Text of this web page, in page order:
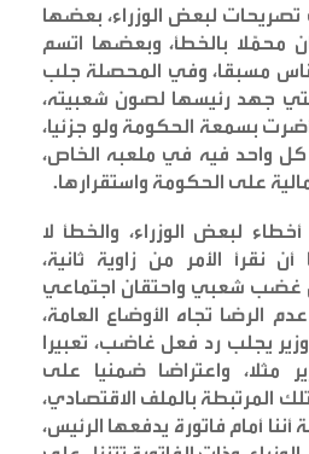
لبعض الوزراء، بعضها
محمّلا بالخطأ، وبعضها اتسم
مسبقا، وفي المحصلة جلب
جهد رئيسها لصون شعبيته،
بسمعة الحكومة ولو جزئيا،
كل واحد فيه في ملعبه الخاص،
على الحكومة واستقرارها.
لبعض الوزراء، والخطأ لا
نقرأ الأمر من زاوية ثانية،
غضب شعبي واحتقان اجتماعي
الرضا تجاه الأوضاع العامة،
يجلب رد فعل غاضب، تعبيرا
مثلا، واعتراضا ضمنيا على
المرتبطة بالملف الاقتصادي،
أمام فاتورة يدفعها الرئيس،